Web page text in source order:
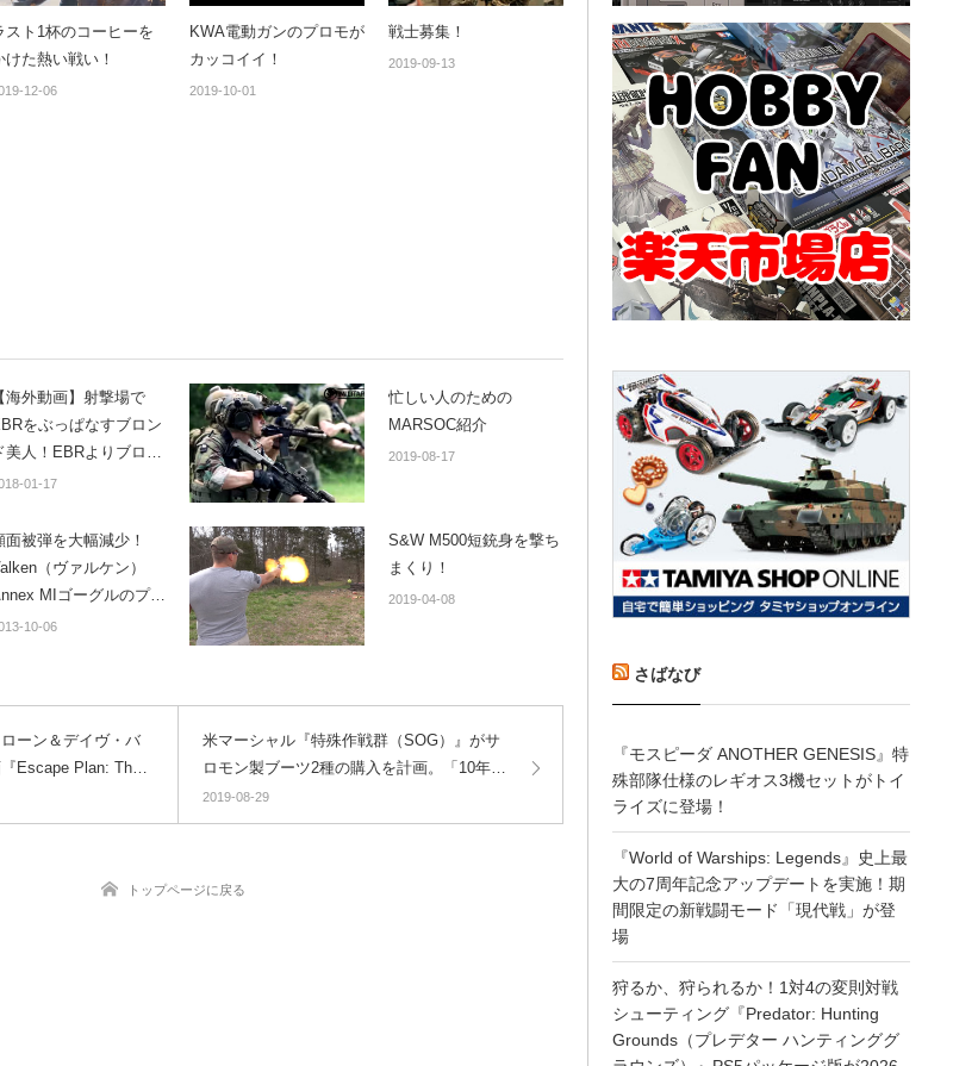
スト1杯のコーヒーを
けた熱い戦い！
12-06
KWA電動ガンのプロモが
カッコイイ！
2019-10-01
戦士募集！
2019-09-13
【海外動画】射撃場で
をぶっぱなすブロン
美人！EBRよりブロン
ねーちゃんに目が行っ
01-17
忙しい人のための
MARSOC紹介
2019-08-17
面被弾を大幅減少！
（ヴァルケン）
MIゴーグルのプロ
ーションビデオ公開！
10-06
S&W M500短銃身を撃ち
まくり！
2019-04-08
ーン＆デイヴ・バ
Escape Plan: The
米マーシャル『特殊作戦群（SOG）』がサ
ロモン製ブーツ2種の購入を計画。「10年間
で最も満足する製品」と高評価
2019-08-29
トップページに戻る
さばなび
『モスピーダ ANOTHER GENESIS』特
殊部隊仕様のレギオス3機セットがトイ
ライズに登場！
『World of Warships: Legends』史上最
大の7周年記念アップデートを実施！期
間限定の新戦闘モード「現代戦」が登
場
狩るか、狩られるか！1対4の変則対戦
シューティング『Predator: Hunting
Grounds（プレデター ハンティンググ